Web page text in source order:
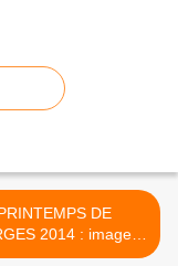
DE
2014 : images
SUR LES